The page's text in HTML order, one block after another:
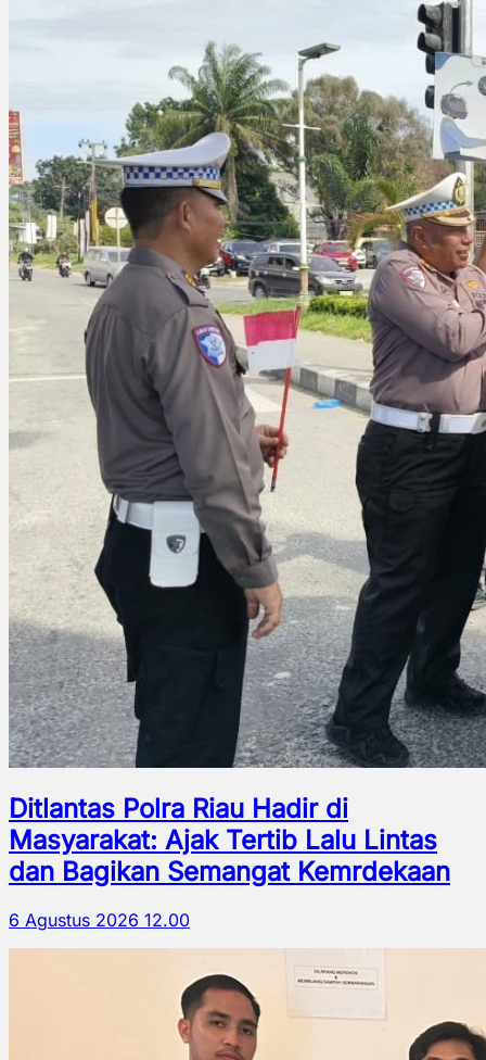
Ditlantas Polra Riau Hadir di
Masyarakat: Ajak Tertib Lalu Lintas
dan Bagikan Semangat Kemrdekaan
6 Agustus 2026 12.00